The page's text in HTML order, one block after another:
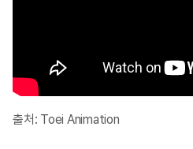
출처: Toei Animation